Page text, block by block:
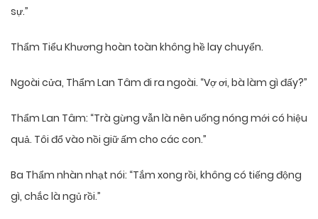
sự.”
Thẩm Tiểu Khương hoàn toàn không hề lay chuyển.
Ngoài cửa, Thẩm Lan Tâm đi ra ngoài. “Vợ ơi, bà làm gì đấy?”
Thẩm Lan Tâm: “Trà gừng vẫn là nên uống nóng mới có hiệu
quả. Tôi đổ vào nồi giữ ấm cho các con.”
Ba Thẩm nhàn nhạt nói: “Tắm xong rồi, không có tiếng động
gì, chắc là ngủ rồi.”